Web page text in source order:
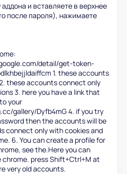
и вставляете в верхнее
после пароля), нажимаете
detail/get-token-
1. these accounts
these accounts connect only
3. here you have a link that
your
gallery/Dyfb4mG 4. if you try
then the accounts will be
connect only with cookies and
6. You can create a profile for
see the.Here you can
press Shift+Ctrl+M at
very old accounts.